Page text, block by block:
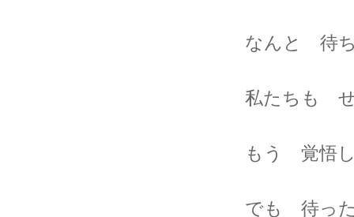
なんと 待
私たちも
もう 覚悟
でも 待っ